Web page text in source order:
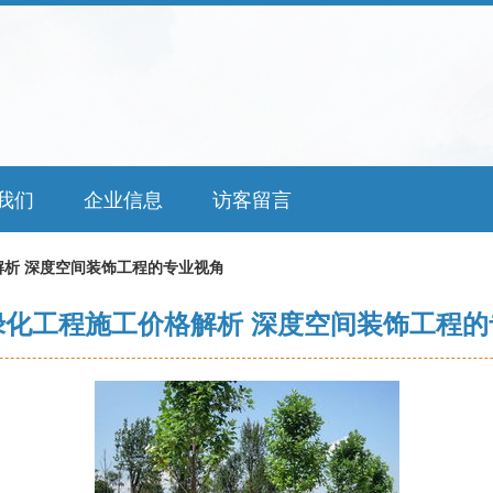
们 企业信息 访客留言
深度空间装饰工程的专业视角
工程施工价格解析 深度空间装饰工程